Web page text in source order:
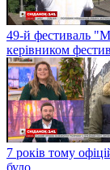
49-й фестиваль
керівником
7 років тому
було